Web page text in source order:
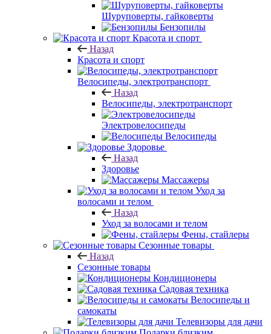
Шуруповерты, гайковерты
Бензопилы
Красота и спорт
Назад
Красота и спорт
Велосипеды, электротранспорт
Назад
Велосипеды, электротранспорт
Электровелосипеды
Велосипеды
Здоровье
Назад
Здоровье
Массажеры
Уход за
волосами и телом
Назад
Уход за волосами и телом
Фены, стайлеры
Сезонные товары
Назад
Сезонные товары
Кондиционеры
Садовая техника
Велосипеды и
самокаты
Телевизоры для дачи